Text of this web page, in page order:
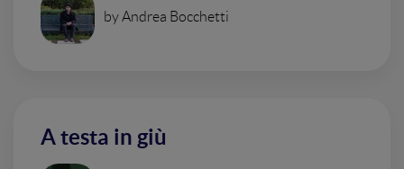
by Andrea Bocchetti
A testa in giù